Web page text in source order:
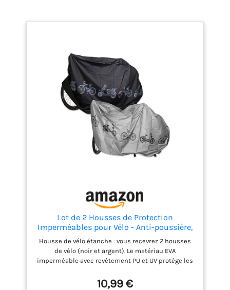
Lot de 2 Housses de Protection
Imperméables pour Vélo - Anti-poussière,
Anti-UV, Bâche Étanche Contre la Pluie
Housse de vélo étanche : vous recevrez 2 housses
de vélo (noir et argent). Le matériau EVA
imperméable avec revêtement PU et UV protège les
vent, de la neige et des dommages du soleil ;
10,99 €